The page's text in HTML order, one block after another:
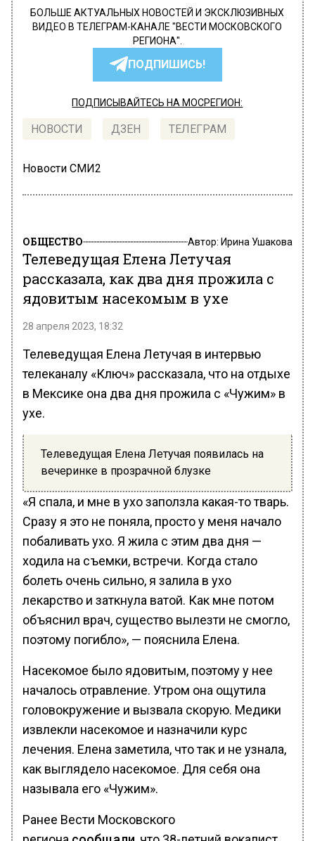
БОЛЬШЕ АКТУАЛЬНЫХ НОВОСТЕЙ И ЭКСКЛЮЗИВНЫХ
ВИДЕО В ТЕЛЕГРАМ-КАНАЛЕ "ВЕСТИ МОСКОВСКОГО
РЕГИОНА".
ПОДПИШИСЬ!
ПОДПИСЫВАЙТЕСЬ НА МОСРЕГИОН:
НОВОСТИ ДЗЕН ТЕЛЕГРАМ
Новости СМИ2
ОБЩЕСТВО Автор: Ирина Ушакова
Телеведущая Елена Летучая
рассказала, как два дня прожила с
ядовитым насекомым в ухе
28 апреля 2023, 18:32
Телеведущая Елена Летучая в интервью
телеканалу «Ключ» рассказала, что на отдыхе
в Мексике она два дня прожила с «Чужим» в
ухе.
Телеведущая Елена Летучая появилась на
вечеринке в прозрачной блузке
«Я спала, и мне в ухо заползла какая-то тварь.
Сразу я это не поняла, просто у меня начало
побаливать ухо. Я жила с этим два дня —
ходила на съемки, встречи. Когда стало
болеть очень сильно, я залила в ухо
лекарство и заткнула ватой. Как мне потом
объяснил врач, существо вылезти не смогло,
поэтому погибло», — пояснила Елена.
Насекомое было ядовитым, поэтому у нее
началось отравление. Утром она ощутила
головокружение и вызвала скорую. Медики
извлекли насекомое и назначили курс
лечения. Елена заметила, что так и не узнала,
как выглядело насекомое. Для себя она
называла его «Чужим».
Ранее Вести Московского